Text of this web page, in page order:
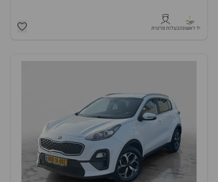
1
יד ראשונהבעלות פרטית